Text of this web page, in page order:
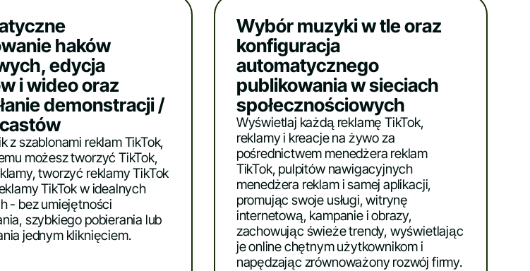
haków
edycja
i wideo oraz
demonstracji /
z szablonami reklam TikTok,
możesz tworzyć TikTok,
tworzyć reklamy TikTok
TikTok w idealnych
- bez umiejętności
szybkiego pobierania lub
jednym kliknięciem.
Wybór muzyki w tle oraz
konfiguracja
automatycznego
publikowania w sieciach
społecznościowych
Wyświetlaj każdą reklamę TikTok,
reklamy i kreacje na żywo za
pośrednictwem menedżera reklam
TikTok, pulpitów nawigacyjnych
menedżera reklam i samej aplikacji,
promując swoje usługi, witrynę
internetową, kampanie i obrazy,
zachowując świeże trendy, wyświetlając
je online chętnym użytkownikom i
napędzając zrównoważony rozwój firmy.